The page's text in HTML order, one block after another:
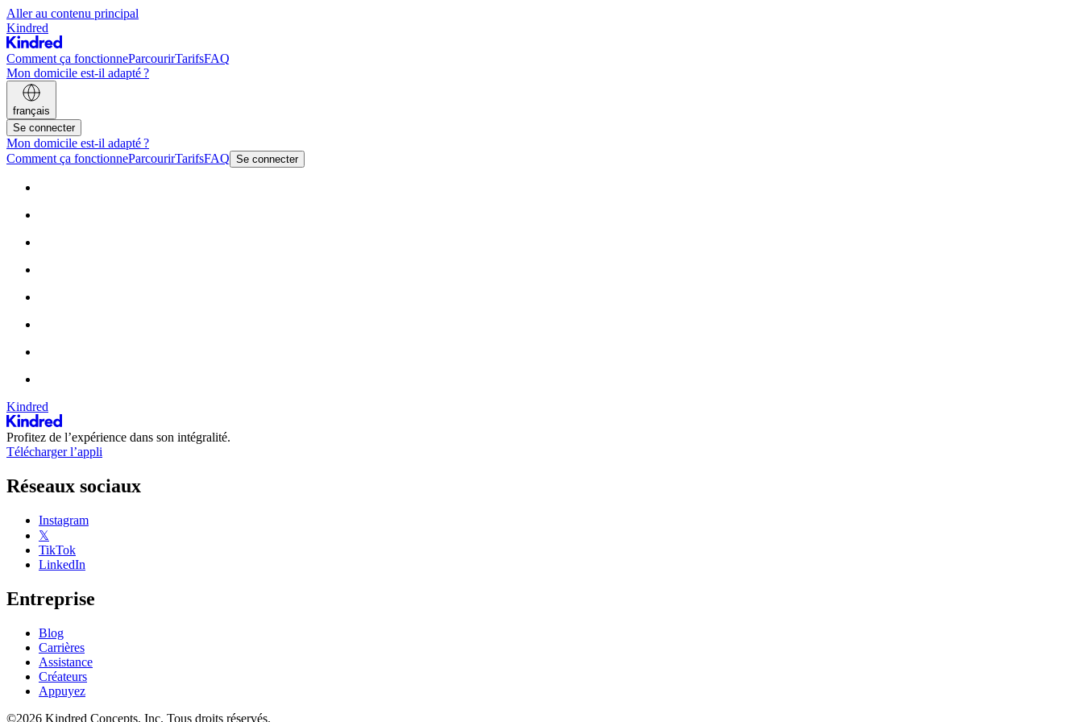
Aller au contenu principal
Kindred
Comment ça fonctionneParcourirTarifsFAQ
Mon domicile est-il adapté ?
français
Se connecter
Mon domicile est-il adapté ?
Comment ça fonctionneParcourirTarifsFAQ Se connecter
Kindred
Profitez de l’expérience dans son intégralité.
Télécharger l’appli
Réseaux sociaux
Instagram
𝕏
TikTok
LinkedIn
Entreprise
Blog
Carrières
Assistance
Créateurs
Appuyez
©2026 Kindred Concepts, Inc. Tous droits réservés.